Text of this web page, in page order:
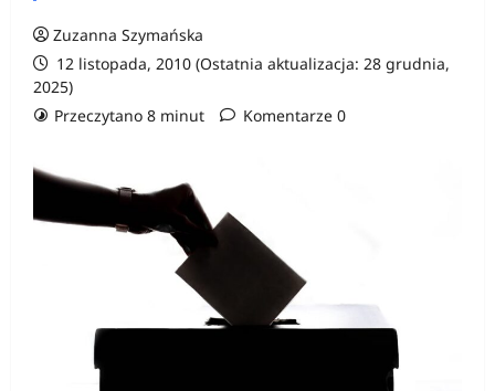
Zuzanna Szymańska
12 listopada, 2010 (Ostatnia aktualizacja: 28 grudnia,
2025)
Przeczytano 8 minut
Komentarze 0